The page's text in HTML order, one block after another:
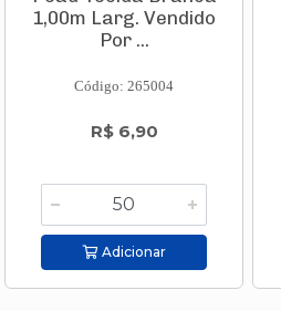
1,00m Larg. Vendido
Por ...
Código: 265004
R$ 6,90
Adicionar